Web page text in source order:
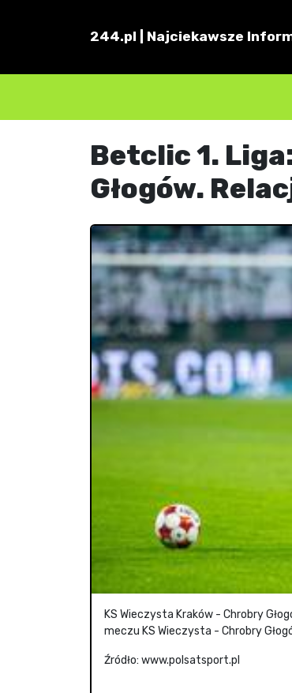
244.pl | Najciekawsze
Betclic 1.
Głogów.
KS Wieczysta Kraków - Chrobry
meczu KS Wieczysta - Chrobry
Źródło: www.polsatsport.pl